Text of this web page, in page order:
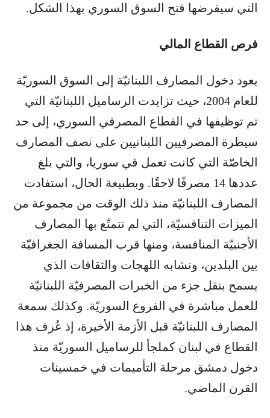
التي سيفرضها فتح السوق السوري بهذا الشكل.
فرص القطاع المالي
يعود دخول المصارف اللبنانيّة إلى السوق السوريّة
للعام 2004، حيث تزايدت الرساميل اللبنانيّة التي
تم توظيفها في القطاع المصرفي السوري، إلى حد
سيطرة المصرفيين اللبنانيين على نصف المصارف
الخاصّة التي كانت تعمل في سوريا، والتي بلغ
عددها 14 مصرفًا لاحقًا. وبطبيعة الحال، استفادت
المصارف اللبنانيّة منذ ذلك الوقت من مجموعة من
الميزات التنافسيّة، التي لم تتمتّع بها المصارف
الأجنبيّة المنافسة، ومنها قرب المسافة الجغرافيّة
بين البلدين، وتشابه اللهجات والثقافات الذي
يسمح بنقل جزء من الخبرات المصرفيّة اللبنانيّة
للعمل مباشرة في الفروع السوريّة. وكذلك سمعة
المصارف اللبنانيّة قبل الأزمة الأخيرة، إذ عُرف هذا
القطاع في لبنان كملجأ للرساميل السوريّة منذ
دخول دمشق مرحلة التأميمات في خمسينات
القرن الماضي.